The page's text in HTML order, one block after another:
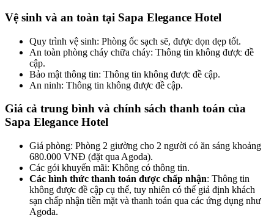
Vệ sinh và an toàn tại Sapa Elegance Hotel
Quy trình vệ sinh: Phòng ốc sạch sẽ, được dọn dẹp tốt.
An toàn phòng cháy chữa cháy: Thông tin không được đề
cập.
Bảo mật thông tin: Thông tin không được đề cập.
An ninh: Thông tin không được đề cập.
Giá cả trung bình và chính sách thanh toán của
Sapa Elegance Hotel
Giá phòng: Phòng 2 giường cho 2 người có ăn sáng khoảng
680.000 VNĐ (đặt qua Agoda).
Các gói khuyến mãi: Không có thông tin.
Các hình thức thanh toán được chấp nhận: Thông tin
không được đề cập cụ thể, tuy nhiên có thể giả định khách
sạn chấp nhận tiền mặt và thanh toán qua các ứng dụng như
Agoda.